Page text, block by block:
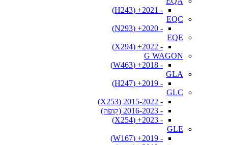
- 2021+ (H243)
EQC
- 2020+ (N293)
EQE
- 2022+ (X294)
G WAGON
- 2018+ (W463)
GLA
- 2019+ (H247)
GLC
- 2015-2022 (X253)
- 2016-2023 (קופה)
- 2023+ (X254)
GLE
- 2019+ (W167)